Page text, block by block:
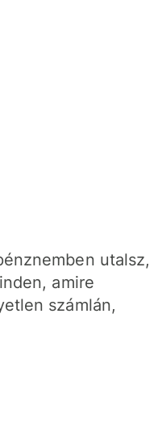
utalsz,
amire
számlán,